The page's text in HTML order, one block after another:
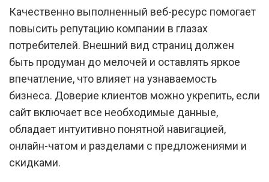
Качественно выполненный веб-ресурс помогает
повысить репутацию компании в глазах
потребителей. Внешний вид страниц должен
быть продуман до мелочей и оставлять яркое
впечатление, что влияет на узнаваемость
бизнеса. Доверие клиентов можно укрепить, если
сайт включает все необходимые данные,
обладает интуитивно понятной навигацией,
онлайн-чатом и разделами с предложениями и
скидками.